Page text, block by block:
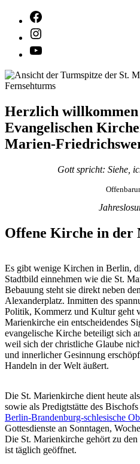
Herzlich
Evangelischen
Marien-
Gott spricht: Siehe,
Offene Kirche in der
Es gibt wenige Kirchen in Berlin,
Stadtbild einnehmen wie die St.
Bebauung steht sie direkt neben
Alexanderplatz. Inmitten des
Politik, Kommerz und Kultur geht
Marienkirche ein entscheidendes
evangelische Kirche beteiligt sich
weil sich der christliche Glaube
und innerlicher Gesinnung
Handeln in der Welt äußert.
Die St. Marienkirche dient heute
sowie als Predigtstätte des
Berlin-Brandenburg-schlesische
Gottesdienste an Sonntagen,
Die St. Marienkirche gehört zu
ist täglich geöffnet.